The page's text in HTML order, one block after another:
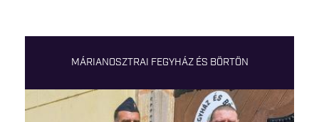
MÁRIANOSZTRAI FEGYHÁZ ÉS BÖRTÖN